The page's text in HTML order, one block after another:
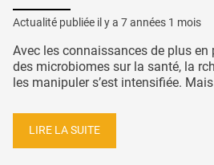
Actualité publiée il y a 7 années 1 mois
Avec les connaissances de plus en
des microbiomes sur la santé, la
les manipuler s’est intensifiée.
LIRE LA SUITE